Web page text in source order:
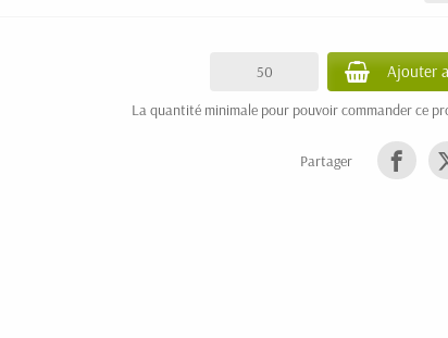
Ajouter
La quantité minimale pour pouvoir commander ce
Partager